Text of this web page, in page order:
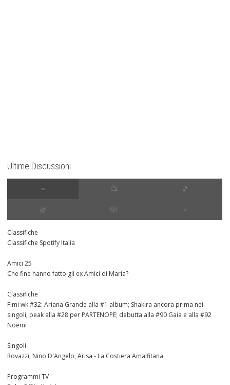
Ultime Discussioni
∞ 📺 🎵
🌿 🎲 ⭐️
Classifiche
Classifiche Spotify Italia
Amici 25
Che fine hanno fatto gli ex Amici di Maria?
Classifiche
Fimi wk #32: Ariana Grande alla #1 album; Shakira ancora prima nei
singoli; peak alla #28 per PARTENOPE; debutta alla #90 Gaia e alla #92
Noemi
Singoli
Rovazzi, Nino D'Angelo, Arisa - La Costiera Amalfitana
Programmi TV